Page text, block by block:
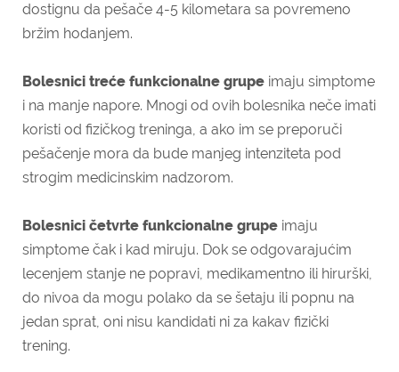
dostignu da pešače 4-5 kilometara sa povremeno
bržim hodanjem.
Bolesnici treće funkcionalne grupe imaju simptome
i na manje napore. Mnogi od ovih bolesnika neče imati
koristi od fizičkog treninga, a ako im se preporuči
pešačenje mora da bude manjeg intenziteta pod
strogim medicinskim nadzorom.
Bolesnici četvrte funkcionalne grupe imaju
simptome čak i kad miruju. Dok se odgovarajućim
lecenjem stanje ne popravi, medikamentno ili hirurški,
do nivoa da mogu polako da se šetaju ili popnu na
jedan sprat, oni nisu kandidati ni za kakav fizički
trening.